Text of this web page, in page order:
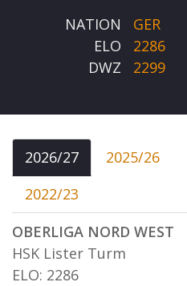
NATION
GER
ELO
2286
DWZ
2299
2026/27 2025/26
2022/23
OBERLIGA NORD WEST
HSK Lister Turm
ELO: 2286